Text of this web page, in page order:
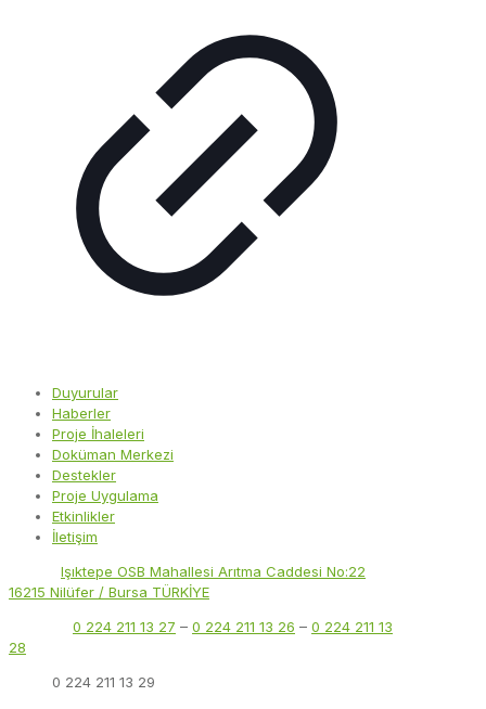
Duyurular
Haberler
Proje İhaleleri
Doküman Merkezi
Destekler
Proje Uygulama
Etkinlikler
İletişim
Işıktepe OSB Mahallesi Arıtma Caddesi No:22
16215 Nilüfer / Bursa TÜRKİYE
0 224 211 13 27 – 0 224 211 13 26 – 0 224 211 13
28
0 224 211 13 29